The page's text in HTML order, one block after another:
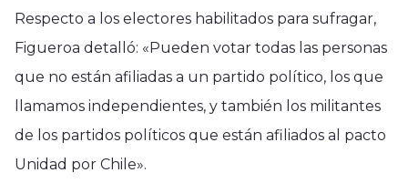
Respecto a los electores habilitados para sufragar,
Figueroa detalló: «Pueden votar todas las personas
que no están afiliadas a un partido político, los que
llamamos independientes, y también los militantes
de los partidos políticos que están afiliados al pacto
Unidad por Chile».